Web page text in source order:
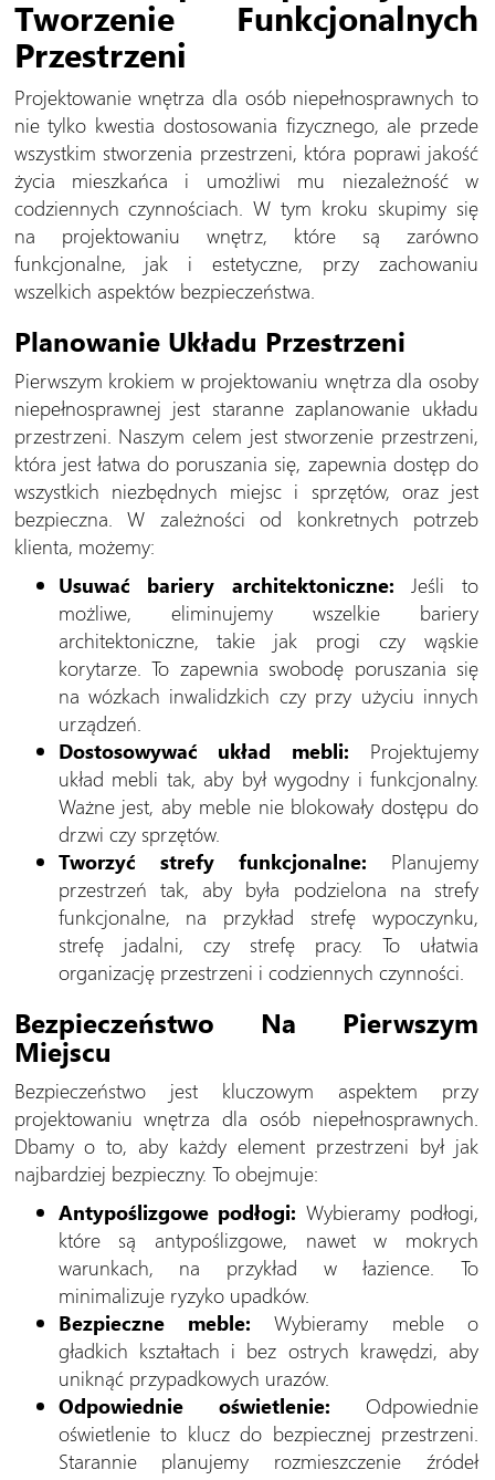
Tworzenie Funkcjonalnych
Przestrzeni
Projektowanie wnętrza dla osób niepełnosprawnych to
nie tylko kwestia dostosowania fizycznego, ale przede
wszystkim stworzenia przestrzeni, która poprawi jakość
życia mieszkańca i umożliwi mu niezależność w
codziennych czynnościach. W tym kroku skupimy się
na projektowaniu wnętrz, które są zarówno
funkcjonalne, jak i estetyczne, przy zachowaniu
wszelkich aspektów bezpieczeństwa.
Planowanie Układu Przestrzeni
Pierwszym krokiem w projektowaniu wnętrza dla osoby
niepełnosprawnej jest staranne zaplanowanie układu
przestrzeni. Naszym celem jest stworzenie przestrzeni,
która jest łatwa do poruszania się, zapewnia dostęp do
wszystkich niezbędnych miejsc i sprzętów, oraz jest
bezpieczna. W zależności od konkretnych potrzeb
klienta, możemy:
Usuwać bariery architektoniczne: Jeśli to
możliwe, eliminujemy wszelkie bariery
architektoniczne, takie jak progi czy wąskie
korytarze. To zapewnia swobodę poruszania się
na wózkach inwalidzkich czy przy użyciu innych
urządzeń.
Dostosowywać układ mebli: Projektujemy
układ mebli tak, aby był wygodny i funkcjonalny.
Ważne jest, aby meble nie blokowały dostępu do
drzwi czy sprzętów.
Tworzyć strefy funkcjonalne: Planujemy
przestrzeń tak, aby była podzielona na strefy
funkcjonalne, na przykład strefę wypoczynku,
strefę jadalni, czy strefę pracy. To ułatwia
organizację przestrzeni i codziennych czynności.
Bezpieczeństwo Na Pierwszym
Miejscu
Bezpieczeństwo jest kluczowym aspektem przy
projektowaniu wnętrza dla osób niepełnosprawnych.
Dbamy o to, aby każdy element przestrzeni był jak
najbardziej bezpieczny. To obejmuje:
Antypoślizgowe podłogi: Wybieramy podłogi,
które są antypoślizgowe, nawet w mokrych
warunkach, na przykład w łazience. To
minimalizuje ryzyko upadków.
Bezpieczne meble: Wybieramy meble o
gładkich kształtach i bez ostrych krawędzi, aby
uniknąć przypadkowych urazów.
Odpowiednie oświetlenie: Odpowiednie
oświetlenie to klucz do bezpiecznej przestrzeni.
Starannie planujemy rozmieszczenie źródeł